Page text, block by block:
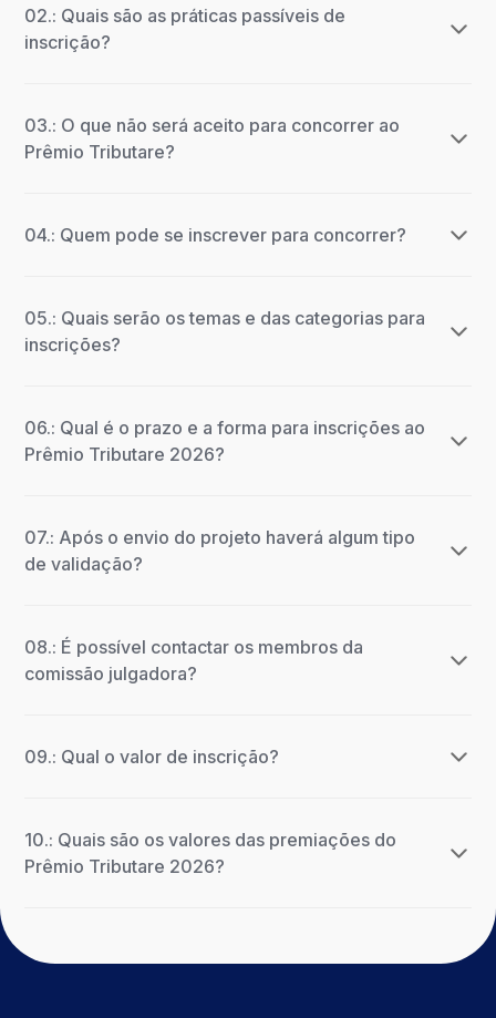
02.: Quais são as práticas passíveis de
inscrição?
03.: O que não será aceito para concorrer ao
Prêmio Tributare?
04.: Quem pode se inscrever para concorrer?
05.: Quais serão os temas e das categorias para
inscrições?
06.: Qual é o prazo e a forma para inscrições ao
Prêmio Tributare 2026?
07.: Após o envio do projeto haverá algum tipo
de validação?
08.: É possível contactar os membros da
comissão julgadora?
09.: Qual o valor de inscrição?
10.: Quais são os valores das premiações do
Prêmio Tributare 2026?